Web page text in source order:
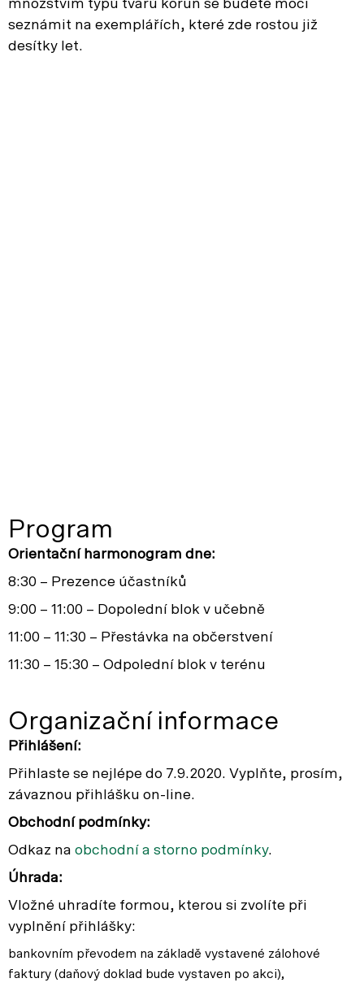
množstvím typů tvarů korun se budete moci
seznámit na exemplářích, které zde rostou již
desítky let.
Program
Orientační harmonogram dne:
8:30 – Prezence účastníků
9:00 – 11:00 – Dopolední blok v učebně
11:00 – 11:30 – Přestávka na občerstvení
11:30 – 15:30 – Odpolední blok v terénu
Organizační informace
Přihlášení:
Přihlaste se nejlépe do 7.9.2020. Vyplňte, prosím,
závaznou přihlášku on-line.
Obchodní podmínky:
Odkaz na obchodní a storno podmínky.
Úhrada:
Vložné uhradíte formou, kterou si zvolíte při
vyplnění přihlášky:
bankovním převodem na základě vystavené zálohové
faktury (daňový doklad bude vystaven po akci),